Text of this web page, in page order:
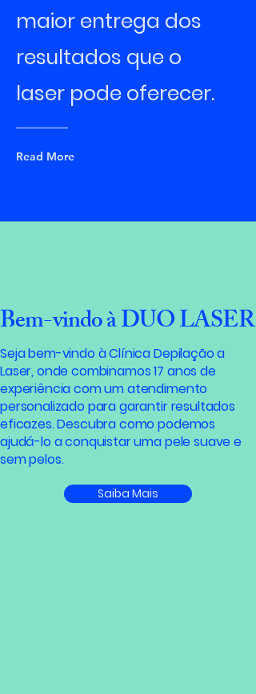
maior entrega dos
resultados que o
laser pode oferecer.
Read More
Bem-vindo à DUO LASER
Seja bem-vindo à Clínica Depilação a
Laser, onde combinamos 17 anos de
experiência com um atendimento
personalizado para garantir resultados
eficazes. Descubra como podemos
ajudá-lo a conquistar uma pele suave e
sem pelos.
Saiba Mais